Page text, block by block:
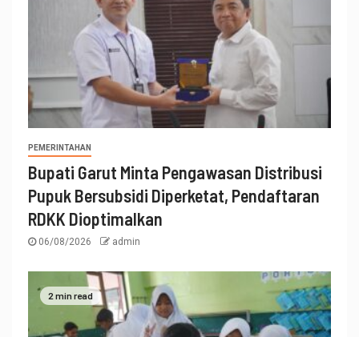
PEMERINTAHAN
Bupati Garut Minta Pengawasan Distribusi
Pupuk Bersubsidi Diperketat, Pendaftaran
RDKK Dioptimalkan
06/08/2026 admin
2 min read